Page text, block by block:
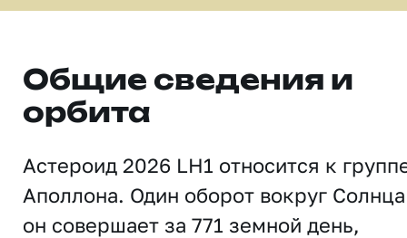
Общие сведения и
орбита
Астероид 2026 LH1 относится к
Аполлона. Один оборот вокруг Солнца
он совершает за 771 земной день,